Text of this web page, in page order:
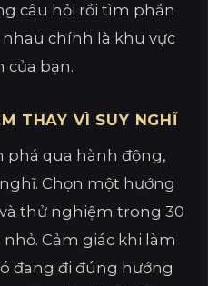
câu hỏi rồi tìm phần
chính là khu vực
của bạn.
THAY VÌ SUY NGHĨ
phá qua hành động,
Chọn một hướng
thử nghiệm trong 30
Cảm giác khi làm
đang đi đúng hướng